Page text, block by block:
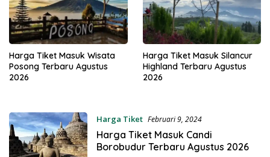
Harga Tiket Masuk Wisata
Posong Terbaru Agustus
2026
Harga Tiket Masuk Silancur
Highland Terbaru Agustus
2026
Harga Tiket Februari 9, 2024
Harga Tiket Masuk Candi
Borobudur Terbaru Agustus 2026